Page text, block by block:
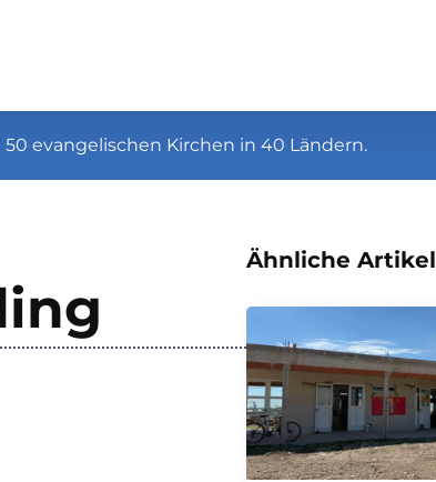
evangelischen Kirchen in 40 Ländern.
Ähnliche Artikel